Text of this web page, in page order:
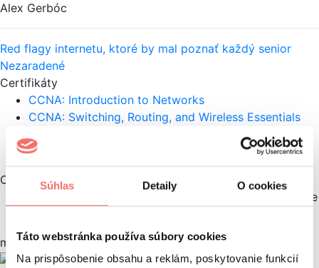
Súhlas Detaily O cookies
Táto webstránka používa súbory cookies
Na prispôsobenie obsahu a reklám, poskytovanie funkcií
Alex Gerbóc
Red flagy internetu, ktoré by mal poznať každý senior
Nezaradené
Certifikáty
CCNA: Introduction to Networks
CCNA: Switching, Routing, and Wireless Essentials
CCNA: Enterprise Networking, Security, and
Automation
Ocenenia
1. miesto na Digital PIE 2024 v kategórii Performance
moje články
Alex Gerbóc